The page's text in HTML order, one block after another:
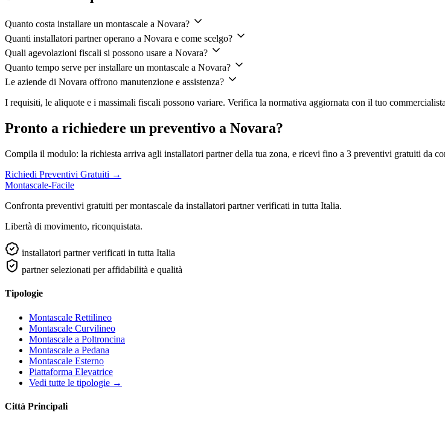
Quanto costa installare un montascale a Novara?
Quanti installatori partner operano a Novara e come scelgo?
Quali agevolazioni fiscali si possono usare a Novara?
Quanto tempo serve per installare un montascale a Novara?
Le aziende di Novara offrono manutenzione e assistenza?
I requisiti, le aliquote e i massimali fiscali possono variare. Verifica la normativa aggiornata con il tuo
Pronto a richiedere un preventivo a Novara?
Compila il modulo: la richiesta arriva agli installatori partner della tua zona, e ricevi fino a 3 preventivi gratuiti da
Richiedi Preventivi Gratuiti →
Montascale-Facile
Confronta preventivi gratuiti per montascale da installatori partner verificati in tutta Italia.
Libertà di movimento, riconquistata.
installatori partner verificati in tutta Italia
partner selezionati per affidabilità e qualità
Tipologie
Montascale Rettilineo
Montascale Curvilineo
Montascale a Poltroncina
Montascale a Pedana
Montascale Esterno
Piattaforma Elevatrice
Vedi tutte le tipologie →
Città Principali